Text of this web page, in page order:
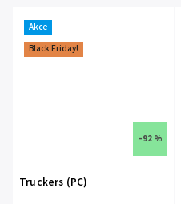
Akce
Black Friday!
–92 %
Truckers (PC)